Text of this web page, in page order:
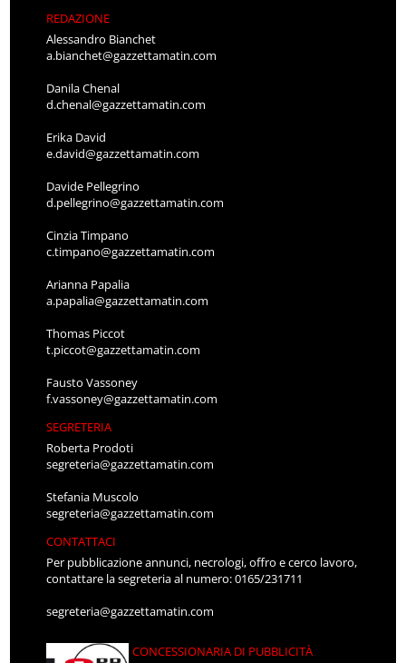
REDAZIONE
Alessandro Bianchet
a.bianchet@gazzettamatin.com
Danila Chenal
d.chenal@gazzettamatin.com
Erika David
e.david@gazzettamatin.com
Davide Pellegrino
d.pellegrino@gazzettamatin.com
Cinzia Timpano
c.timpano@gazzettamatin.com
Arianna Papalia
a.papalia@gazzettamatin.com
Thomas Piccot
t.piccot@gazzettamatin.com
Fausto Vassoney
f.vassoney@gazzettamatin.com
SEGRETERIA
Roberta Prodoti
segreteria@gazzettamatin.com
Stefania Muscolo
segreteria@gazzettamatin.com
CONTATTACI
Per pubblicazione annunci, necrologi, offro e cerco lavoro,
contattare la segreteria al numero: 0165/231711
segreteria@gazzettamatin.com
CONCESSIONARIA DI PUBBLICITÀ